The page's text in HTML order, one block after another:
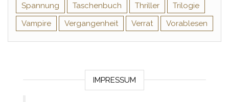
Spannung
Taschenbuch Thriller
Trilogie
Vampire
Vergangenheit Verrat Vorablesen
IMPRESSUM